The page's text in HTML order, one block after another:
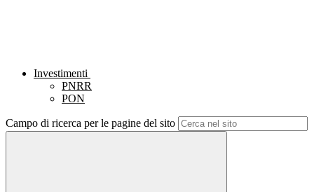
Investimenti
PNRR
PON
Campo di ricerca per le pagine del sito